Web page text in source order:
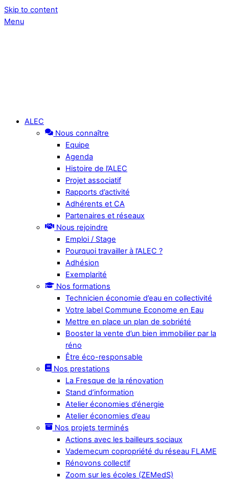
Skip to content
Menu
ALEC
Nous connaître
Equipe
Agenda
Histoire de l’ALEC
Projet associatif
Rapports d’activité
Adhérents et CA
Partenaires et réseaux
Nous rejoindre
Emploi / Stage
Pourquoi travailler à l’ALEC ?
Adhésion
Exemplarité
Nos formations
Technicien économie d’eau en collectivité
Votre label Commune Econome en Eau
Mettre en place un plan de sobriété
Booster la vente d’un bien immobilier par la
réno
Être éco-responsable
Nos prestations
La Fresque de la rénovation
Stand d’information
Atelier économies d’énergie
Atelier économies d’eau
Nos projets terminés
Actions avec les bailleurs sociaux
Vademecum copropriété du réseau FLAME
Rénovons collectif
Zoom sur les écoles (ZEMedS)